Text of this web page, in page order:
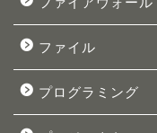
ファイル
プログラミング